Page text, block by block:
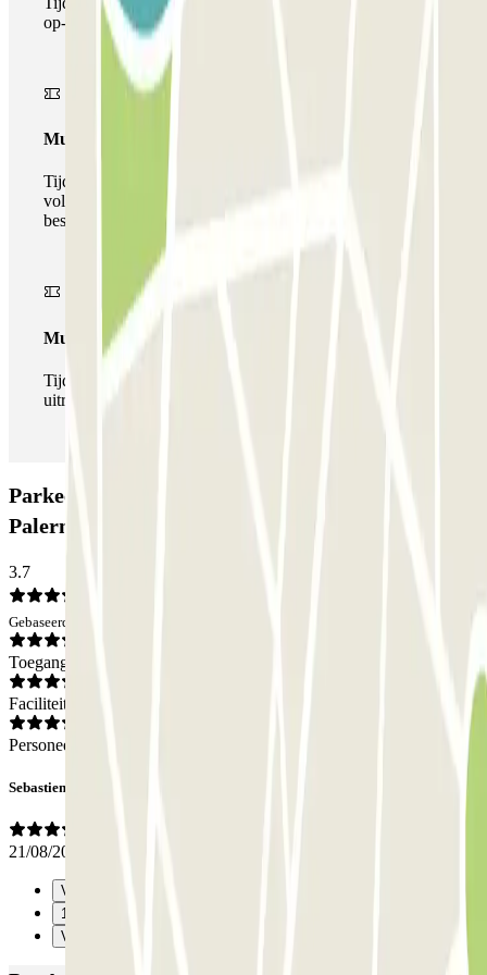
op- en afrijden.
Multiparking pass
Tijdens uw verblijf kunt u gebruik maken van het
volledige netwerk van parkeergarages van deze operator,
beschikbaar bij Parclick.
Multipass
Tijdens je verblijf kun je de parkeerplaats zo vaak in- en
uitrijden als je wilt.
Parkeergarage Via Turrisi 57 - Tribunale di
Palermo: Beoordelingen
3.7
Gebaseerd op 1 meningen
Toegang
Faciliteiten
Personeel
Sebastien
21/08/2019
Vorige
1
Verzenden